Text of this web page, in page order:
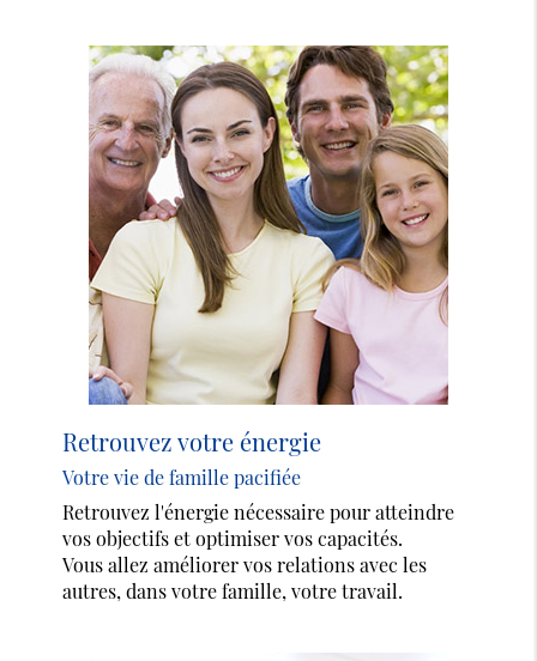
Retrouvez votre énergie
Votre vie de famille pacifiée
Retrouvez l'énergie nécessaire pour atteindre
vos objectifs et optimiser vos capacités.
Vous allez améliorer vos relations avec les
autres, dans votre famille, votre travail.